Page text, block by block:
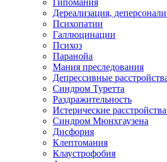
Гипомания
Дереализация,
Психопатии
Галлюцинации
Психоз
Паранойа
Мания преследования
Депрессивные
Синдром Туретта
Раздражительность
Истерические
Синдром Мюнхгаузена
Дисфория
Клептомания
Клаустрофобия